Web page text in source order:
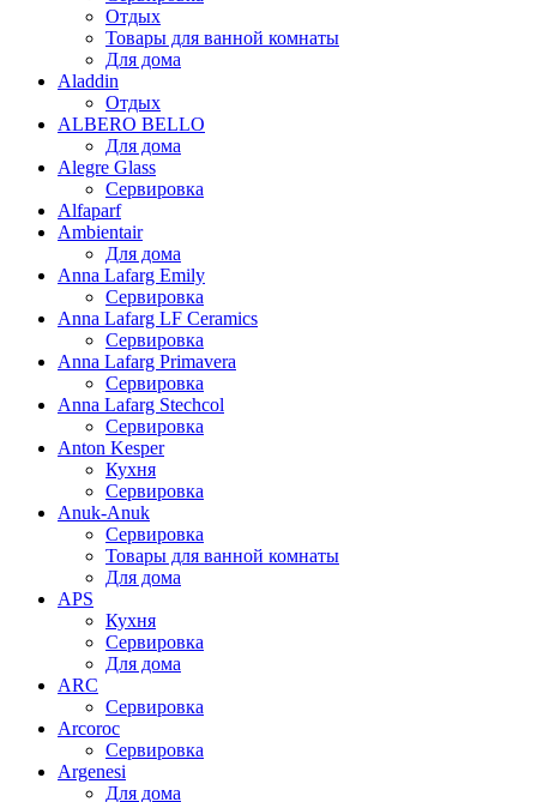
Отдых
Товары для ванной комнаты
Для дома
Aladdin
Отдых
ALBERO BELLO
Для дома
Alegre Glass
Сервировка
Alfaparf
Ambientair
Для дома
Anna Lafarg Emily
Сервировка
Anna Lafarg LF Ceramics
Сервировка
Anna Lafarg Primavera
Сервировка
Anna Lafarg Stechcol
Сервировка
Anton Kesper
Кухня
Сервировка
Anuk-Anuk
Сервировка
Товары для ванной комнаты
Для дома
APS
Кухня
Сервировка
Для дома
ARC
Сервировка
Arcoroc
Сервировка
Argenesi
Для дома